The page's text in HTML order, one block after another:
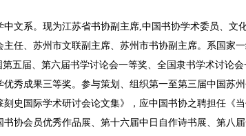
文系。现为江苏省书协副主席,中国书协学术委员、
主任、苏州市文联副主席、苏州市书协副主席。系
五届、第六届书学讨论会一等奖、全国隶书学术讨论
秀成果三等奖。参与策划、组织第一至第三届中国苏
史国际学术研讨会论文集》，应中国书协之聘担任《
协会员优秀作品展、第十六届中日自作诗书展、第八